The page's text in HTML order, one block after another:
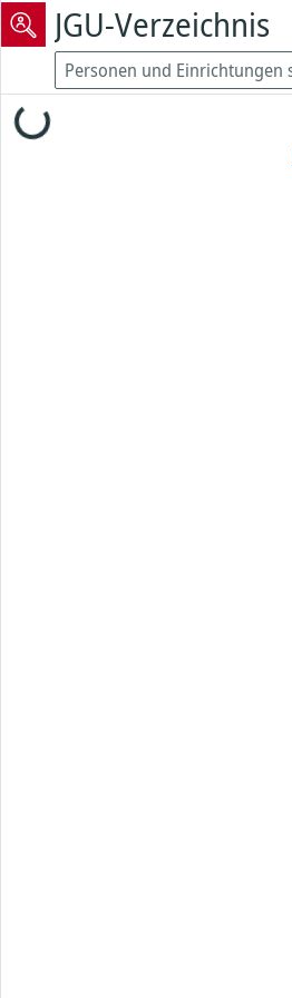
JGU-Verzeichnis